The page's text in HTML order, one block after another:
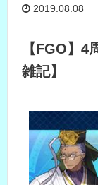
2019.08.08
【FGO】
雑記】